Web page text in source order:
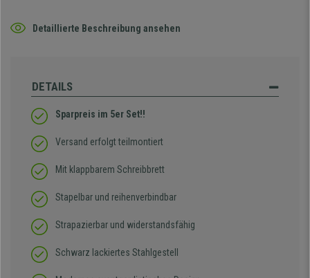
Detaillierte Beschreibung ansehen
DETAILS
Sparpreis im 5er Set!!
Versand erfolgt teilmontiert
Mit klappbarem Schreibbrett
Stapelbar und reihenverbindbar
Strapazierbar und widerstandsfähig
Schwarz lackiertes Stahlgestell